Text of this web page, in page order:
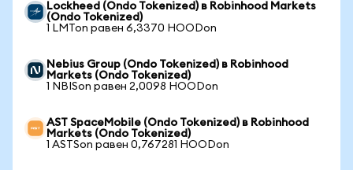
Lockheed (Ondo Tokenized) в Robinhood Markets
(Ondo Tokenized)
1 LMTon равен 6,3370 HOODon
Nebius Group (Ondo Tokenized) в Robinhood
Markets (Ondo Tokenized)
1 NBISon равен 2,0098 HOODon
AST SpaceMobile (Ondo Tokenized) в Robinhood
Markets (Ondo Tokenized)
1 ASTSon равен 0,767281 HOODon